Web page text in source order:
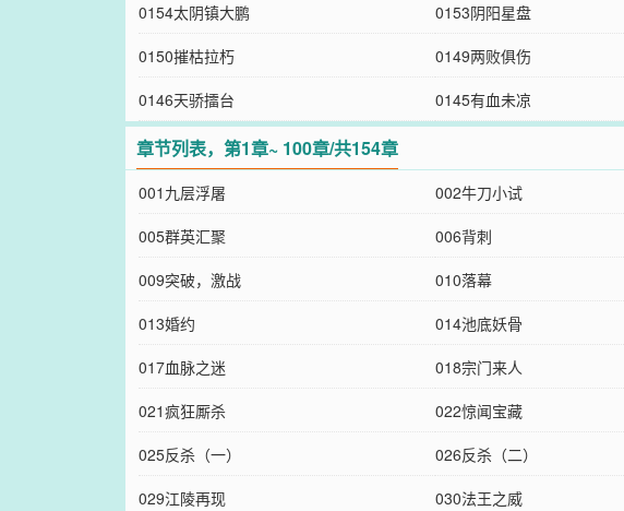
0154太阴镇大鹏 0153阴阳星盘
0150摧枯拉朽
0149两败俱伤
0146天骄擂台
0145有血未凉
章节列表，第1章~ 100章/共154章
001九层浮屠 002牛刀小试
005群英汇聚
006背刺
009突破，激战
010落幕
013婚约
014池底妖骨
017血脉之迷
018宗门来人
021疯狂厮杀
022惊闻宝藏
025反杀（一）
026反杀（二）
029江陵再现
030法王之威